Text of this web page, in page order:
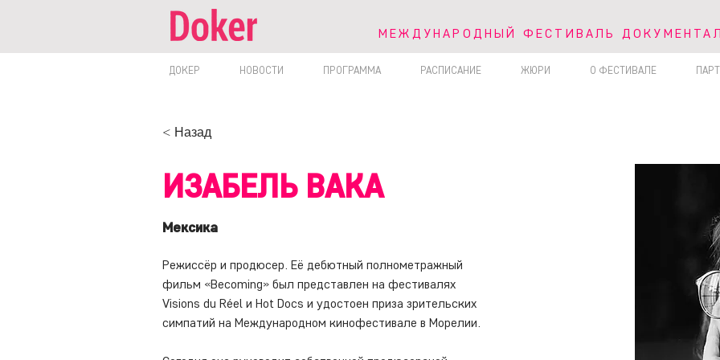
ДОКЕР НОВОСТИ ПРОГРАММА РАСПИСАНИЕ ЖЮРИ О ФЕСТИВАЛЕ
V МЕЖДУНАРОДНЫЙ ФЕСТИВАЛЬ
МЕЖДУНАРОДНЫЙ ФЕСТИВАЛЬ
< Назад
ИЗАБЕЛЬ ВАКА
Мексика
Режиссёр и продюсер. Её дебютный полнометражный
фильм «Becoming» был представлен на фестивалях
Visions du Réel и Hot Docs и удостоен приза зрительских
симпатий на Международном кинофестивале в Морелии.